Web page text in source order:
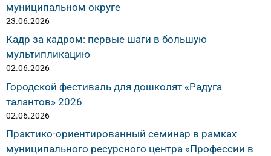
муниципальном округе
23.06.2026
Кадр за кадром: первые шаги в большую
мультипликацию
02.06.2026
Городской фестиваль для дошколят «Радуга
талантов» 2026
02.06.2026
Практико-ориентированный семинар в рамках
муниципального ресурсного центра «Профессии в